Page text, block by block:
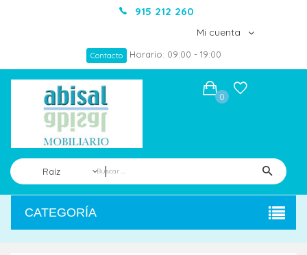
915 212 260
Mi cuenta
Contacto Horario: 09:00 - 19:00
Raíz
0
CATEGORÍA